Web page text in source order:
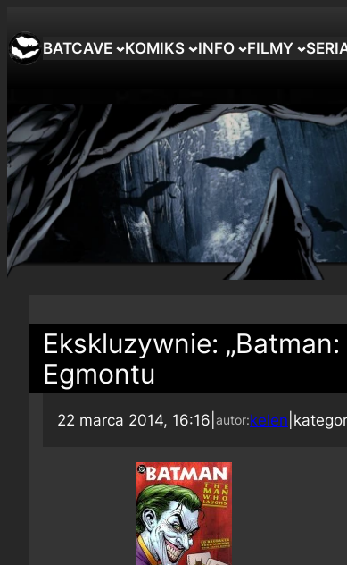
BATCAVE KOMIKS INFO FILMY
Ekskluzywnie:
Egmontu
22 marca 2014, 16:16 autor:kelen